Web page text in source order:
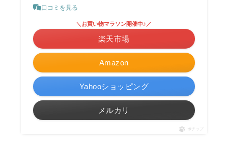
口コミを見る
Amazon
＼お買い物マラソン開催中♪／
楽天市場
Yahooショッピング
メルカリ
ポチップ